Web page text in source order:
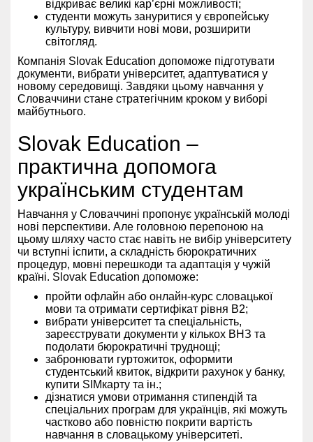
відкриває великі кар’єрні можливості;
студенти можуть зануритися у європейську
культуру, вивчити нові мови, розширити
світогляд.
Компанія Slovak Education допоможе підготувати
документи, вибрати університет, адаптуватися у
новому середовищі. Завдяки цьому навчання у
Словаччини стане стратегічним кроком у виборі
майбутнього.
Slovak Education –
практична допомога
українським студентам
Навчання у Словаччині пропонує українській молоді
нові перспективи. Але головною перепоною на
цьому шляху часто стає навіть не вибір університету
чи вступні іспити, а складність бюрократичних
процедур, мовні перешкоди та адаптація у чужій
країні. Slovak Education допоможе:
пройти офлайн або онлайн-курс словацької
мови та отримати сертифікат рівня В2;
вибрати університет та спеціальність,
зареєструвати документи у кількох ВНЗ та
подолати бюрократичні труднощі;
забронювати гуртожиток, оформити
студентський квиток, відкрити рахунок у банку,
купити SIMкарту та ін.;
дізнатися умови отримання стипендій та
спеціальних програм для українців, які можуть
частково або повністю покрити вартість
навчання в словацькому університеті.